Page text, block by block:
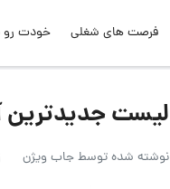
فرصت های شغلی خودت رو
لیست جدیدترین
نوشته شده توسطجاب ویژن